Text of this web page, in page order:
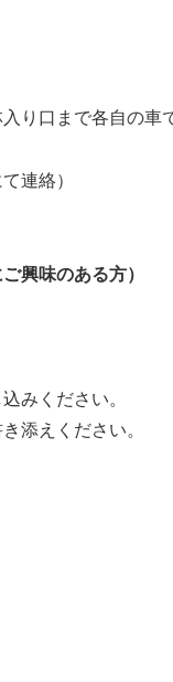
り口まで各自の車
連絡）
興味のある方）
みください。
添えください。